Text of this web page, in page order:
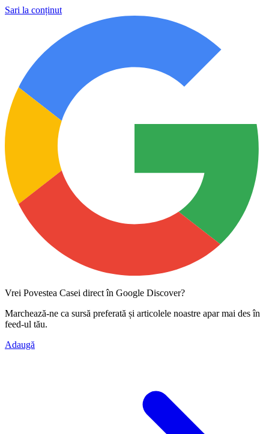
Sari la conținut
Vrei Povestea Casei direct în Google Discover?
Marchează-ne ca sursă preferată și articolele noastre apar mai des în
feed-ul tău.
Adaugă